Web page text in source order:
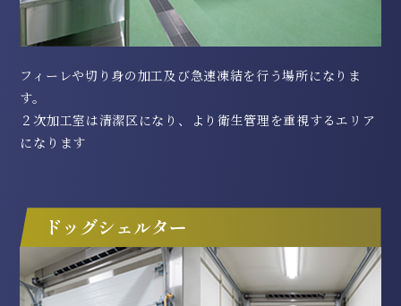
フィーレや切り身の加工及び急速凍結を行う場所になりま
す。
２次加工室は清潔区になり、より衛生管理を重視するエリア
になります
ドッグシェルター